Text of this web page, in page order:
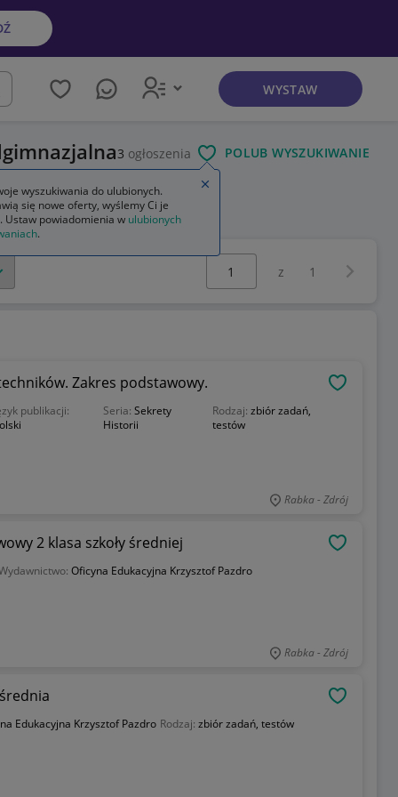
WYSTAW
3 ogłoszenia POLUB WYSZUKIWANIE
Wybierz stronę:
z 1
Zakres podstawowy.
publikacji:
Seria:Sekrety
Historii
Rodzaj: zbiór zadań,
testów
Rabka - Zdrój
2 klasa szkoły średniej
Oficyna Edukacyjna Krzysztof Pazdro
Rabka - Zdrój
Edukacyjna Krzysztof Pazdro Rodzaj: zbiór zadań, testów
wyszukiwania do ulubionych.
się nowe oferty, wyślemy Ci je
Ustaw powiadomienia w ulubionych
.
Zamknij wskazówkę